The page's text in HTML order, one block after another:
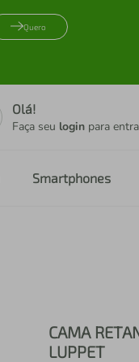
Quero
Olá!
Faça seu login para
Smartphones
CAMA
LUPPET